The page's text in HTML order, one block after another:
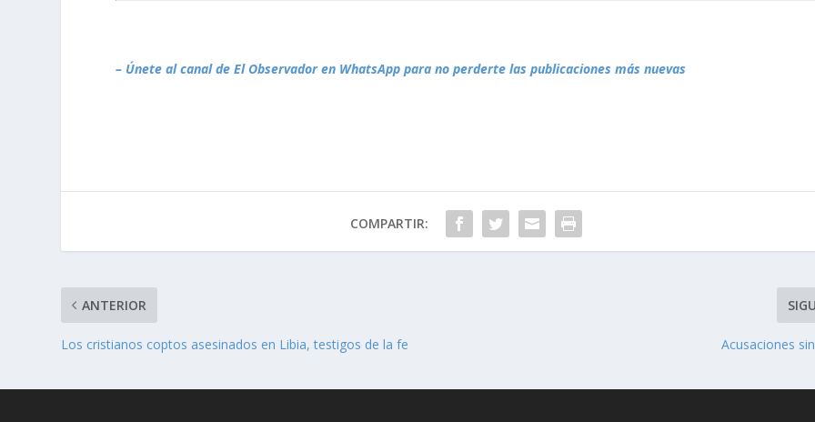
– Únete al canal de El Observador en WhatsApp para no perderte las publicaciones más nuevas
COMPARTIR:
ANTERIOR
Los cristianos coptos asesinados en Libia, testigos de la fe Acusaciones